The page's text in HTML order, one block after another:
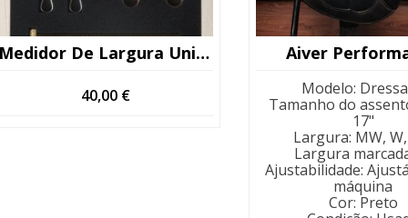
Medidor De Largura Universal Gullet System
40,00 €
Aiver
Modelo:
Tamanho do
17"
Largura: MW,
Largura
Ajustabilidade:
máquina
Cor: Preto